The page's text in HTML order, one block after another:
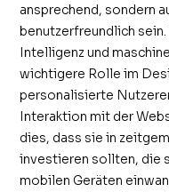
ansprechend, sondern
benutzerfreundlich
Intelligenz und
wichtigere Rolle im
personalisierte
Interaktion mit der
dies, dass sie in
investieren sollten, die
mobilen Geräten